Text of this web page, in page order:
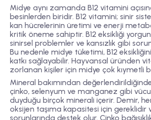
Midye aynı zamanda B12 vitamini
besinlerden biridir. B12 vitamini; sinir
kan hücrelerinin üretimi ve enerji
kritik öneme sahiptir. B12 eksikliği
sinirsel problemler ve kansızlık gibi
Bu nedenle midye tüketimi, B12
katkı sağlayabilir. Hayvansal üründen
zorlanan kişiler için midye çok kıymetli
Mineral bakımından
çinko, selenyum ve manganez gibi
duyduğu birçok minerali içerir. Demir,
oksijen taşıma kapasitesi için gereklidir
sorunlarında destek olur. Çinko